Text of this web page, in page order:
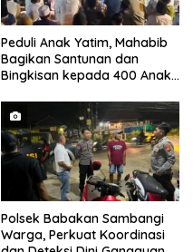
Peduli Anak Yatim, Mahabib
Bagikan Santunan dan
Bingkisan kepada 400 Anak
Polsek Babakan Sambangi
Warga, Perkuat Koordinasi